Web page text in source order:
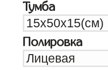
Тумба
Полировка